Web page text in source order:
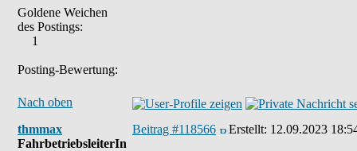
Goldene Weichen
des Postings:
1
Posting-Bewertung:
Nach oben
thmmax
FahrbetriebsleiterIn
Beitrag #118566 Erstellt: 12.09.2023